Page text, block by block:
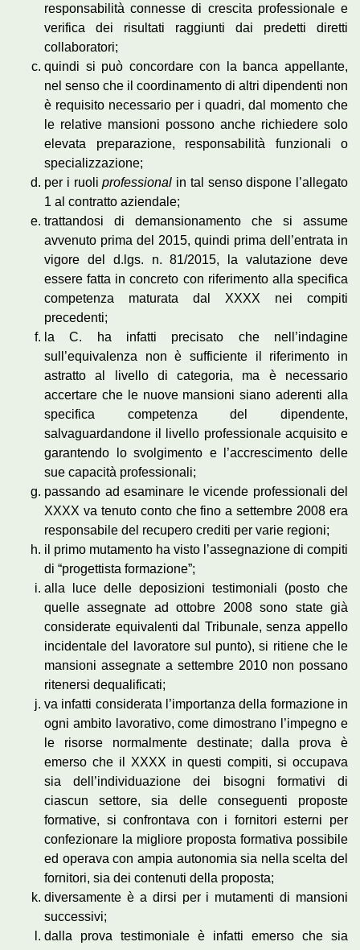
responsabilità connesse di crescita professionale e
verifica dei risultati raggiunti dai predetti diretti
collaboratori;
quindi si può concordare con la banca appellante,
nel senso che il coordinamento di altri dipendenti non
è requisito necessario per i quadri, dal momento che
le relative mansioni possono anche richiedere solo
elevata preparazione, responsabilità funzionali o
specializzazione;
per i ruoliprofessional in tal senso dispone l’allegato
1 al contratto aziendale;
trattandosi di demansionamento che si assume
avvenuto prima del 2015, quindi prima dell’entrata in
vigore del d.lgs. n. 81/2015, la valutazione deve
essere fatta in concreto con riferimento alla specifica
competenza maturata dal XXXX nei compiti
precedenti;
la C. ha infatti precisato che nell’indagine
sull’equivalenza non è sufficiente il riferimento in
astratto al livello di categoria, ma è necessario
accertare che le nuove mansioni siano aderenti alla
specifica competenza del dipendente,
salvaguardandone il livello professionale acquisito e
garantendo lo svolgimento e l’accrescimento delle
sue capacità professionali;
passando ad esaminare le vicende professionali del
XXXX va tenuto conto che fino a settembre 2008 era
responsabile del recupero crediti per varie regioni;
il primo mutamento ha visto l’assegnazione di compiti
di “progettista formazione”;
alla luce delle deposizioni testimoniali (posto che
quelle assegnate ad ottobre 2008 sono state già
considerate equivalenti dal Tribunale, senza appello
incidentale del lavoratore sul punto), si ritiene che le
mansioni assegnate a settembre 2010 non possano
ritenersi dequalificati;
va infatti considerata l’importanza della formazione in
ogni ambito lavorativo, come dimostrano l’impegno e
le risorse normalmente destinate; dalla prova è
emerso che il XXXX in questi compiti, si occupava
sia dell’individuazione dei bisogni formativi di
ciascun settore, sia delle conseguenti proposte
formative, si confrontava con i fornitori esterni per
confezionare la migliore proposta formativa possibile
ed operava con ampia autonomia sia nella scelta del
fornitori, sia dei contenuti della proposta;
diversamente è a dirsi per i mutamenti di mansioni
successivi;
dalla prova testimoniale è infatti emerso che sia